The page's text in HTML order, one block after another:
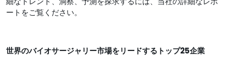
ートをご覧ください。
世界のバイオサージャリー市場をリードするトップ25企業